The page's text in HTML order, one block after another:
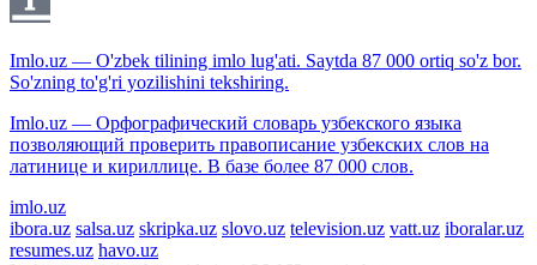
Imlo.uz — O'zbek tilining imlo lug'ati. Saytda 87 000 ortiq so'z bor.
So'zning to'g'ri yozilishini tekshiring.
Imlo.uz — Орфографический словарь узбекского языка
позволяющий проверить правописание узбекских слов на
латинице и кириллице. В базе более 87 000 слов.
imlo.uz
ibora.uz salsa.uz skripka.uz slovo.uz television.uz vatt.uz iboralar.uz
resumes.uz havo.uz